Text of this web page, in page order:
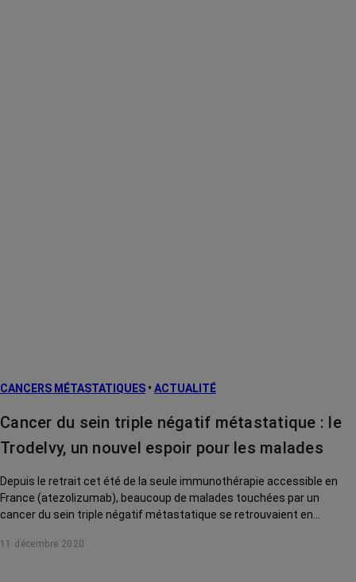
CANCERS MÉTASTATIQUES • ACTUALITÉ
Cancer du sein triple négatif métastatique : le
Trodelvy, un nouvel espoir pour les malades
Depuis le retrait cet été de la seule immunothérapie accessible en
France (atezolizumab), beaucoup de malades touchées par un
cancer du sein triple négatif métastatique se retrouvaient en
s'est mobilisée aux côtés du collectif #MobilisationTriplettes. Ces
11 décembre 2020